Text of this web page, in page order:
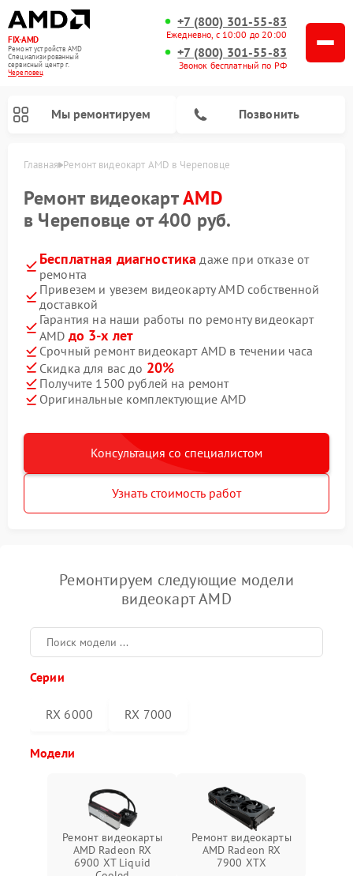
FIX-AMD
Ремонт устройств AMD
Специализированный
cервисный центр г.
Череповец
+7 (800) 301-55-83
Ежедневно, с 10:00 до 20:00
+7 (800) 301-55-83
Звонок бесплатный по РФ
Мы ремонтируем Позвонить
Главная Ремонт видеокарт AMD в Череповце
Ремонт видеокартAMD
в Череповце от 400 руб.
Бесплатная диагностика даже при отказе от
ремонта
Привезем и увезем видеокарту AMD собственной
доставкой
Гарантия на наши работы по ремонту видеокарт
AMD до 3-х лет
Срочный ремонт видеокарт AMD в течении часа
Скидка для вас до 20%
Получите 1500 рублей на ремонт
Оригинальные комплектующие AMD
Консультация со специалистом
Узнать стоимость работ
Ремонтируем следующие модели
видеокарт AMD
Серии
RX 6000 RX 7000
Модели
Ремонт видеокарты
AMD Radeon RX
6900 XT Liquid
Ремонт видеокарты
AMD Radeon RX
7900 XTX